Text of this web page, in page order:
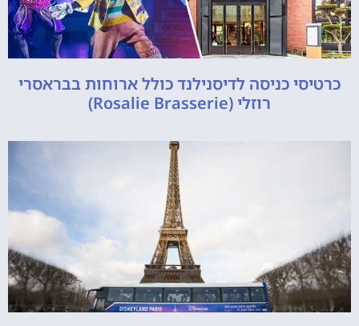
כרטיסי כניסה לדיסנילנד כולל ארוחות בבראסרי
רוזלי (Rosalie Brasserie)